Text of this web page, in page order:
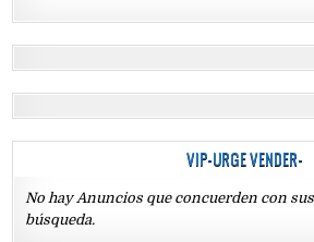
VIP-URGE VENDER-
No hay Anuncios que concuerden con
búsqueda.